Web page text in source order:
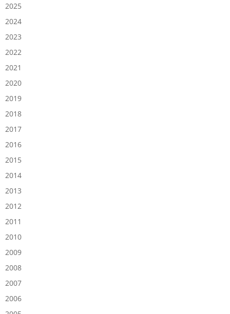
2025
2024
2023
2022
2021
2020
2019
2018
2017
2016
2015
2014
2013
2012
2011
2010
2009
2008
2007
2006